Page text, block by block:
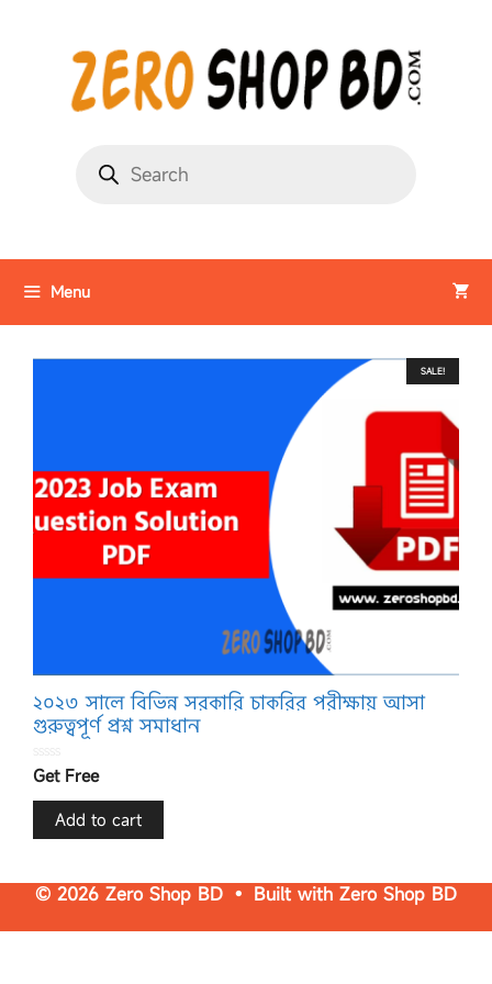
Menu
SALE!
২০২৩ সালে বিভিন্ন সরকারি চাকরির পরীক্ষায় আসা
গুরুত্বপূর্ণ প্রশ্ন সমাধান
0
o
u
o
Get Free
Add to cart
© 2026 Zero Shop BD • Built with Zero Shop BD